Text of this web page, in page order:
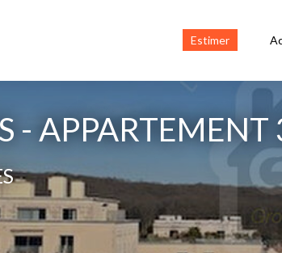
Estimer
- APPARTEMENT